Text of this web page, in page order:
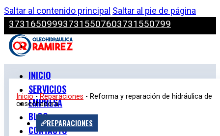
Saltar al contenido principal Saltar al pie de página
373165099937315507603731550799
INICIO
SERVICIOS
EMPRESA
BLOG
CONTACTO
Inicio-Reparaciones - Reforma y reparación de hidráulica de
cosechadora
REPARACIONES